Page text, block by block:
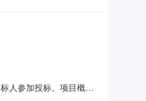
人参加投标。项目概况